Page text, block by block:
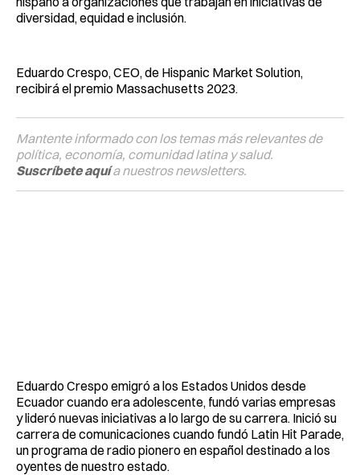
diversidad, equidad e inclusión.
Eduardo Crespo, CEO, de Hispanic Market Solution,
recibirá el premio Massachusetts 2023.
Mantente informado con los temas más relevantes de
política, economía, comunidad latina y salud.
Suscríbete aquía nuestros newsletters.
Eduardo Crespo emigró a los Estados Unidos desde
Ecuador cuando era adolescente, fundó varias empresas
y lideró nuevas iniciativas a lo largo de su carrera. Inició su
carrera de comunicaciones cuando fundó Latin Hit Parade,
un programa de radio pionero en español destinado a los
oyentes de nuestro estado.